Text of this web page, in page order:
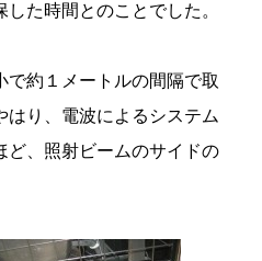
た時間とのことでした。
約１メートルの間隔で取
はり、電波によるシステム
ど、照射ビームのサイドの